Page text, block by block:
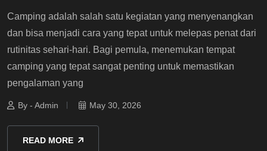
Camping adalah salah satu kegiatan yang menyenangkan
dan bisa menjadi cara yang tepat untuk melepas penat dari
rutinitas sehari-hari. Bagi pemula, menemukan tempat
camping yang tepat sangat penting untuk memastikan
pengalaman yang
By - Admin May 30, 2026
READ MORE